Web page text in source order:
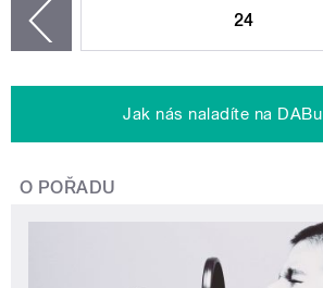
24
Jak nás naladíte na DABu
O POŘADU